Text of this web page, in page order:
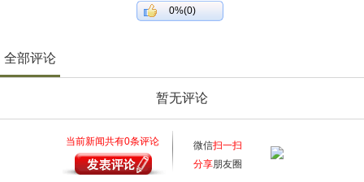
0%(0)
全部评论
暂无评论
当前新闻共有0条评论 微信扫一扫
分享朋友圈